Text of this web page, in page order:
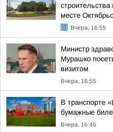
строительства
месте
Вчера, 16:55
Министр
Мурашко
визитом
Вчера, 16:55
В транспорте
бумажные
Вчера, 16:46